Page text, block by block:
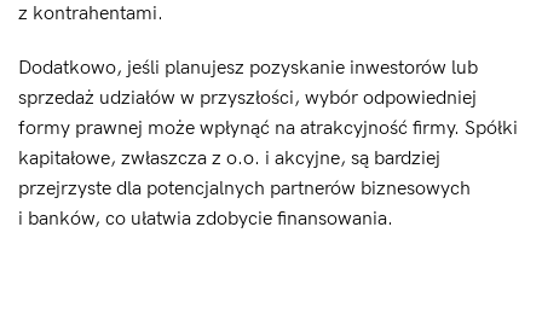
z kontrahentami.
Dodatkowo, jeśli planujesz pozyskanie inwestorów lub
sprzedaż udziałów w przyszłości, wybór odpowiedniej
formy prawnej może wpłynąć na atrakcyjność firmy. Spółki
kapitałowe, zwłaszcza z o.o. i akcyjne, są bardziej
przejrzyste dla potencjalnych partnerów biznesowych
i banków, co ułatwia zdobycie finansowania.